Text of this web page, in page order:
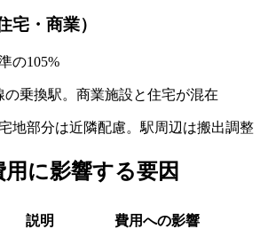
宅・商業）
の105%
の乗換駅。商業施設と住宅が混在
地部分は近隣配慮。駅周辺は搬出調整
用に影響する要因
説明
費用への影響